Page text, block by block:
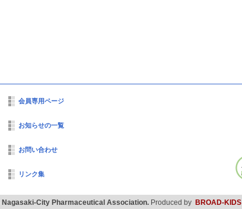
会員専用ページ
お知らせの一覧
お問い合わせ
リンク集
Nagasaki-City Pharmaceutical Association.Produced by BROAD-KIDS